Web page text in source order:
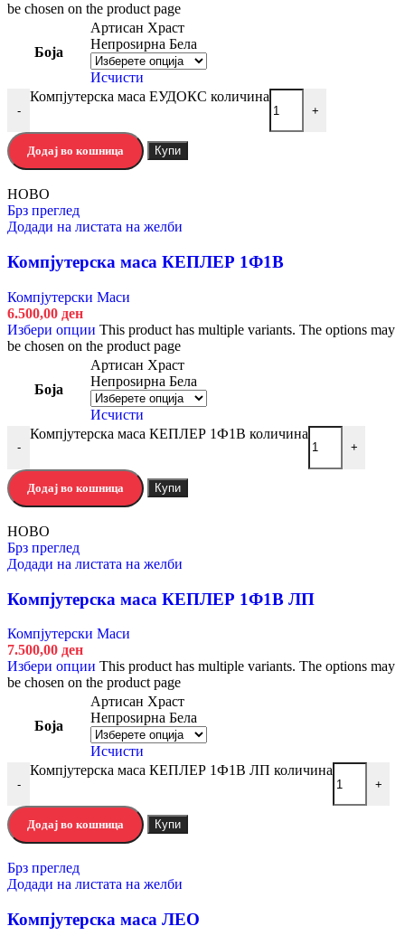
be chosen on the product page
Боја
Артисан Храст
Непроѕирна Бела
Исчисти
-
Компјутерска маса ЕУДОКС количина
+
Додај во кошница Купи
НОВО
Брз преглед
Додади на листата на желби
Компјутерска маса КЕПЛЕР 1Ф1В
Компјутерски Маси
6.500,00 ден
Избери опции This product has multiple variants. The options may
be chosen on the product page
Боја
Артисан Храст
Непроѕирна Бела
Исчисти
-
Компјутерска маса КЕПЛЕР 1Ф1В количина
+
Додај во кошница Купи
НОВО
Брз преглед
Додади на листата на желби
Компјутерска маса КЕПЛЕР 1Ф1В ЛП
Компјутерски Маси
7.500,00 ден
Избери опции This product has multiple variants. The options may
be chosen on the product page
Боја
Артисан Храст
Непроѕирна Бела
Исчисти
-
Компјутерска маса КЕПЛЕР 1Ф1В ЛП количина
+
Додај во кошница Купи
Брз преглед
Додади на листата на желби
Компјутерска маса ЛЕО